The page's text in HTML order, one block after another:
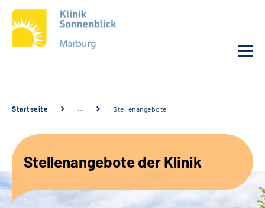
Service
Karriere
Startseite … Stellenangebote
Stellenangebote der Klinik